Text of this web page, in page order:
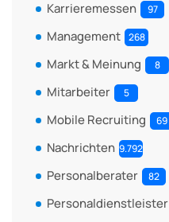
Karrieremessen 97
Management 268
Markt & Meinung 8
Mitarbeiter 5
Mobile Recruiting 69
Nachrichten 9.792
Personalberater 82
Personaldienstleister